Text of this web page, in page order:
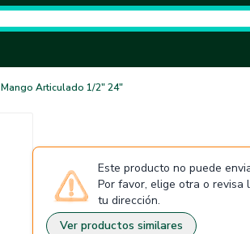
Mango Articulado 1/2" 24"
Este producto no puede
Por favor, elige otra o revisa
tu dirección.
Ver productos similares